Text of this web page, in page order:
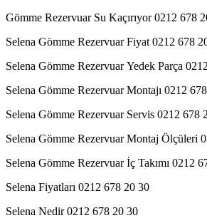
Gömme Rezervuar Su Kaçırıyor 0212 678
Selena Gömme Rezervuar Fiyat 0212 678
Selena Gömme Rezervuar Yedek Parça
Selena Gömme Rezervuar Montajı 0212
Selena Gömme Rezervuar Servis 0212 678
Selena Gömme Rezervuar Montaj Ölçüleri
Selena Gömme Rezervuar İç Takımı 0212
Selena Fiyatları 0212 678 20 30
Selena Nedir 0212 678 20 30